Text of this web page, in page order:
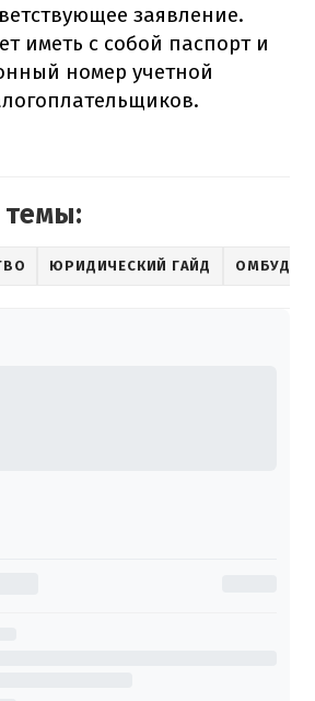
заявление.
иметь с собой паспорт и
номер учетной
ЮРИДИЧЕСКИЙ ГАЙД